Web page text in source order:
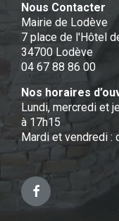
Nous Contacter
Mairie de Lodève
7 place de l'Hôtel
34700 Lodève
04 67 88 86 00
Nos horaires
Lundi, mercredi et
à 17h15
Mardi et vendredi :
Facebook